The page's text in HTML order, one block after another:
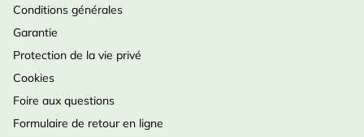
Conditions générales
Garantie
Protection de la vie privé
Cookies
Foire aux questions
Formulaire de retour en ligne